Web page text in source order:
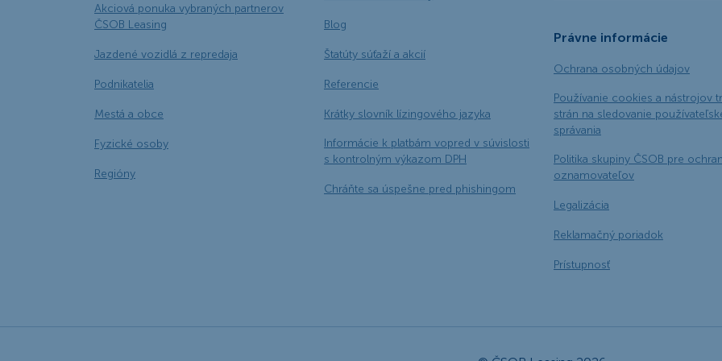
Akciová ponuka vybraných partnerov
ČSOB Leasing
Jazdené vozidlá z repredaja
Podnikatelia
Mestá a obce
Fyzické osoby
Regióny
Blog
Štatúty súťaží a akcií
Referencie
Krátky slovník lízingového jazyka
Informácie k platbám vopred v súvislosti
s kontrolným výkazom DPH
Chráňte sa úspešne pred phishingom
Právne informácie
Ochrana osobných údajov
Používanie cookies a nástrojov
strán na sledovanie
správania
Politika skupiny ČSOB pre
oznamovateľov
Legalizácia
Reklamačný poriadok
Prístupnosť